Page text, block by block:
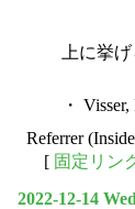
上に挙げ
・ Visser,
Referrer
[ 固定リン
2022-12-14 Wed